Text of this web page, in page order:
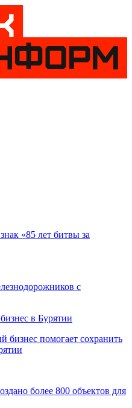
«85 лет битвы за
с
в Бурятии
бизнес помогает сохранить
более 800 объектов для